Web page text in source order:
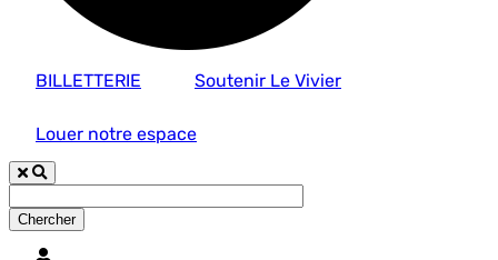
BILLETTERIE Soutenir Le Vivier
Louer notre espace